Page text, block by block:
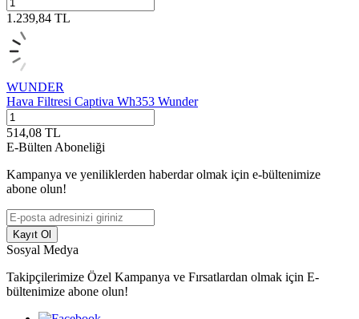
1.239,84 TL
WUNDER
Hava Filtresi Captiva Wh353 Wunder
514,08 TL
E-Bülten Aboneliği
Kampanya ve yeniliklerden haberdar olmak için e-bültenimize
abone olun!
Kayıt Ol
Sosyal Medya
Takipçilerimize Özel Kampanya ve Fırsatlardan olmak için E-
bültenimize abone olun!